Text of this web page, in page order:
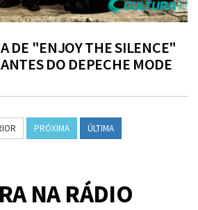
DE "ENJOY THE SILENCE"
DO DEPECHE MODE
PRÓXIMA ÚLTIMA
NA RÁDIO